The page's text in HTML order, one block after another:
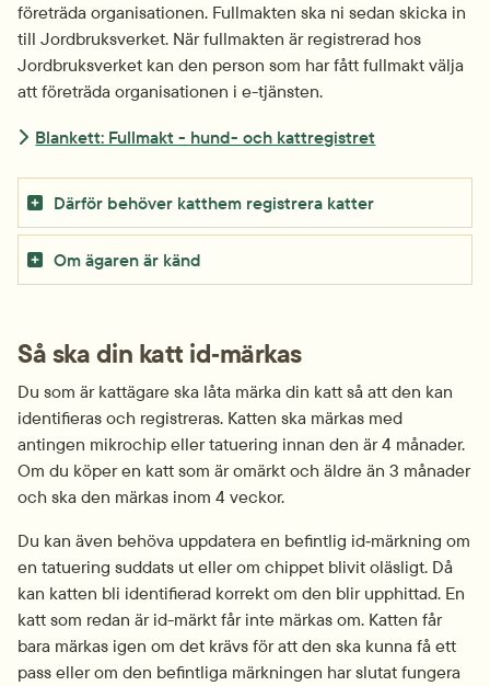
företräda organisationen. Fullmakten ska ni sedan skicka in
till Jordbruksverket. När fullmakten är registrerad hos
Jordbruksverket kan den person som har fått fullmakt välja
att företräda organisationen i e-tjänsten.
Blankett: Fullmakt - hund- och kattregistret
Därför behöver katthem registrera katter
Om ägaren är känd
Så ska din katt id‑märkas
Du som är kattägare ska låta märka din katt så att den kan
identifieras och registreras. Katten ska märkas med
antingen mikrochip eller tatuering innan den är 4 månader.
Om du köper en katt som är omärkt och äldre än 3 månader
och ska den märkas inom 4 veckor.
Du kan även behöva uppdatera en befintlig id‑märkning om
en tatuering suddats ut eller om chippet blivit oläsligt. Då
kan katten bli identifierad korrekt om den blir upphittad. En
katt som redan är id-märkt får inte märkas om. Katten får
bara märkas igen om det krävs för att den ska kunna få ett
pass eller om den befintliga märkningen har slutat fungera